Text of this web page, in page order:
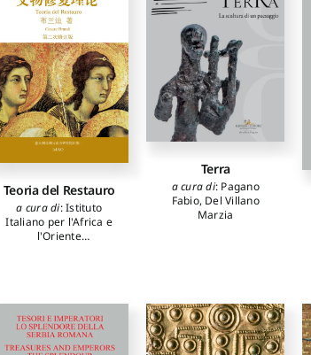
Teoria del Restauro
a cura di:Istituto
Italiano per l'Africa e
l'Oriente
Terra
a cura di: Pagano
Fabio, Del Villano
Marzia